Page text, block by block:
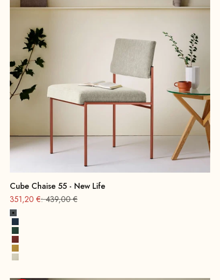
Cube Chaise 55 - New Life
Offre à partir de
351,20 €Prix normal
: 439,00 €
Gris roche
Bleu cobalt
Vert opale
Terre cuite
Jaune soleil
Albâtre